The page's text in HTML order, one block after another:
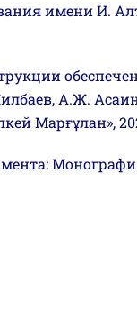
имени И.
А.Ж.
Марғұлан»,